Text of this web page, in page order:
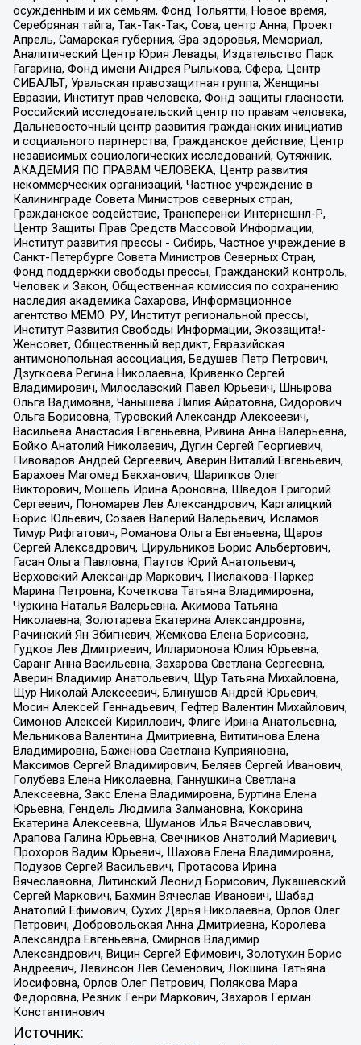
осужденным и их семьям, Фонд Тольятти, Новое время,
Серебряная тайга, Так-Так-Так, Сова, центр Анна, Проект
Апрель, Самарская губерния, Эра здоровья, Мемориал,
Аналитический Центр Юрия Левады, Издательство Парк
Гагарина, Фонд имени Андрея Рылькова, Сфера, Центр
СИБАЛЬТ, Уральская правозащитная группа, Женщины
Евразии, Институт прав человека, Фонд защиты гласности,
Российский исследовательский центр по правам человека,
Дальневосточный центр развития гражданских инициатив
и социального партнерства, Гражданское действие, Центр
независимых социологических исследований, Сутяжник,
АКАДЕМИЯ ПО ПРАВАМ ЧЕЛОВЕКА, Центр развития
некоммерческих организаций, Частное учреждение в
Калининграде Совета Министров северных стран,
Гражданское содействие, Трансперенси Интернешнл-Р,
Центр Защиты Прав Средств Массовой Информации,
Институт развития прессы - Сибирь, Частное учреждение в
Санкт-Петербурге Совета Министров Северных Стран,
Фонд поддержки свободы прессы, Гражданский контроль,
Человек и Закон, Общественная комиссия по сохранению
наследия академика Сахарова, Информационное
агентство МЕМО. РУ, Институт региональной прессы,
Институт Развития Свободы Информации, Экозащита!-
Женсовет, Общественный вердикт, Евразийская
антимонопольная ассоциация, Бедушев Петр Петрович,
Дзугкоева Регина Николаевна, Кривенко Сергей
Владимирович, Милославский Павел Юрьевич, Шнырова
Ольга Вадимовна, Чанышева Лилия Айратовна, Сидорович
Ольга Борисовна, Туровский Александр Алексеевич,
Васильева Анастасия Евгеньевна, Ривина Анна Валерьевна,
Бойко Анатолий Николаевич, Дугин Сергей Георгиевич,
Пивоваров Андрей Сергеевич, Аверин Виталий Евгеньевич,
Барахоев Магомед Бекханович, Шарипков Олег
Викторович, Мошель Ирина Ароновна, Шведов Григорий
Сергеевич, Пономарев Лев Александрович, Каргалицкий
Борис Юльевич, Созаев Валерий Валерьевич, Исламов
Тимур Рифгатович, Романова Ольга Евгеньевна, Щаров
Сергей Алексадрович, Цирульников Борис Альбертович,
Гасан Ольга Павловна, Паутов Юрий Анатольевич,
Верховский Александр Маркович, Пислакова-Паркер
Марина Петровна, Кочеткова Татьяна Владимировна,
Чуркина Наталья Валерьевна, Акимова Татьяна
Николаевна, Золотарева Екатерина Александровна,
Рачинский Ян Збигневич, Жемкова Елена Борисовна,
Гудков Лев Дмитриевич, Илларионова Юлия Юрьевна,
Саранг Анна Васильевна, Захарова Светлана Сергеевна,
Аверин Владимир Анатольевич, Щур Татьяна Михайловна,
Щур Николай Алексеевич, Блинушов Андрей Юрьевич,
Мосин Алексей Геннадьевич, Гефтер Валентин Михайлович,
Симонов Алексей Кириллович, Флиге Ирина Анатольевна,
Мельникова Валентина Дмитриевна, Вититинова Елена
Владимировна, Баженова Светлана Куприяновна,
Максимов Сергей Владимирович, Беляев Сергей Иванович,
Голубева Елена Николаевна, Ганнушкина Светлана
Алексеевна, Закс Елена Владимировна, Буртина Елена
Юрьевна, Гендель Людмила Залмановна, Кокорина
Екатерина Алексеевна, Шуманов Илья Вячеславович,
Арапова Галина Юрьевна, Свечников Анатолий Мариевич,
Прохоров Вадим Юрьевич, Шахова Елена Владимировна,
Подузов Сергей Васильевич, Протасова Ирина
Вячеславовна, Литинский Леонид Борисович, Лукашевский
Сергей Маркович, Бахмин Вячеслав Иванович, Шабад
Анатолий Ефимович, Сухих Дарья Николаевна, Орлов Олег
Петрович, Добровольская Анна Дмитриевна, Королева
Александра Евгеньевна, Смирнов Владимир
Александрович, Вицин Сергей Ефимович, Золотухин Борис
Андреевич, Левинсон Лев Семенович, Локшина Татьяна
Иосифовна, Орлов Олег Петрович, Полякова Мара
Федоровна, Резник Генри Маркович, Захаров Герман
Константинович
Источник: